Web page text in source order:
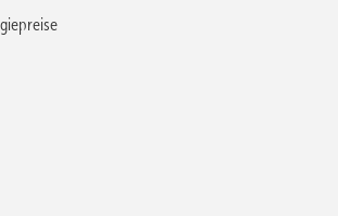
Kältemittel sowie die Planung von
hat Mitsubishi Electric, Living
sein Trainingsprogramm 2024/2025 für die
vorgestellt:
ist die Verlängerung von
durch Auffrischungskurse nach